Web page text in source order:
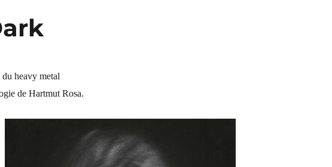
heavy metal
de Hartmut Rosa.